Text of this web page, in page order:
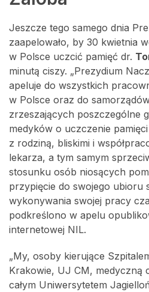
Jeszcze tego samego dnia
zaapelowało, by 30 kwietnia
w Polsce uczcić pamięć dr.
minutą ciszy. „Prezydium
apeluje do wszystkich
w Polsce oraz do
zrzeszających poszczególne
medyków o uczczenie
z rodziną, bliskimi i
lekarza, a tym samym
stosunku osób niosących
przypięcie do swojego ubioru
wykonywania swojej pracy
podkreślono w apelu
internetowej NIL.
„My, osoby kierujące
Krakowie, UJ CM, medyczną
całym Uniwersytetem